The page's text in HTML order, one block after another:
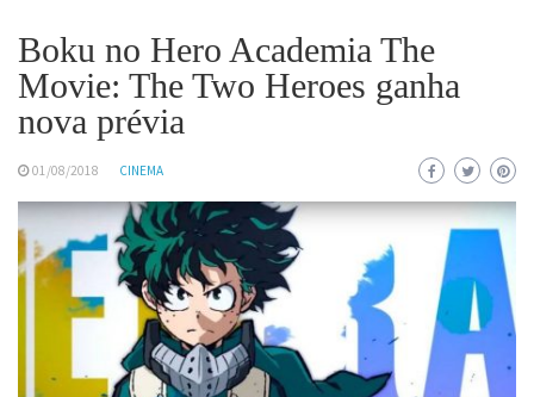
Boku no Hero Academia The
Movie: The Two Heroes ganha
nova prévia
01/08/2018 CINEMA